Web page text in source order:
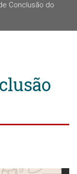
Conclusão do